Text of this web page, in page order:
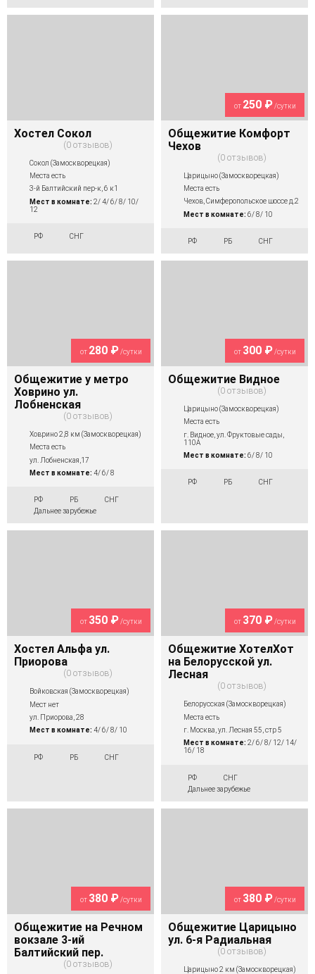
Хостел Сокол
0 отзывов
Сокол (Замоскворецкая)
Места есть
3-й Балтийский пер-к, 6 к1
Мест в комнате: 2/ 4/ 6/ 8/ 10/
12
РФ СНГ
от 250 ₽/сутки
Общежитие Комфорт
Чехов
0 отзывов
Царицыно (Замоскворецкая)
Места есть
Чехов, Симферопольское шоссе д.2
Мест в комнате: 6/ 8/ 10
РФ РБ СНГ
от 280 ₽/сутки
Общежитие у метро
Ховрино ул.
Лобненская
0 отзывов
Ховрино 2,8 км (Замоскворецкая)
Места есть
ул. Лобненская,17
Мест в комнате: 4/ 6/ 8
РФ РБ
СНГ
Дальнее зарубежье
от 300 ₽/сутки
Общежитие Видное
0 отзывов
Царицыно (Замоскворецкая)
Места есть
г. Видное, ул. Фруктовые сады,
110А
Мест в комнате: 6/ 8/ 10
РФ РБ СНГ
от 350 ₽/сутки
Хостел Альфа ул.
Приорова
0 отзывов
Войковская (Замоскворецкая)
Мест нет
ул. Приорова, 28
Мест в комнате: 4/ 6/ 8/ 10
РФ РБ СНГ
от 370 ₽/сутки
Общежитие ХотелХот
на Белорусской ул.
Лесная
0 отзывов
Белорусская (Замоскворецкая)
Места есть
г. Москва, ул. Лесная 55, стр 5
Мест в комнате: 2/ 6/ 8/ 12/ 14/
16/ 18
РФ
СНГ
Дальнее зарубежье
от 380 ₽/сутки
Общежитие на Речном
вокзале 3-ий
Балтийский пер.
0 отзывов
от 380 ₽/сутки
Общежитие Царицыно
ул. 6-я Радиальная
0 отзывов
Царицыно 2 км (Замоскворецкая)